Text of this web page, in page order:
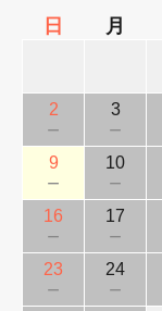
日
月
2
－
3
－
9
－
10
－
16
－
17
－
23
－
24
－